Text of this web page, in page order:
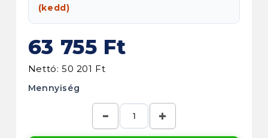
(kedd)
63 755 Ft
Nettó: 50 201 Ft
Mennyiség